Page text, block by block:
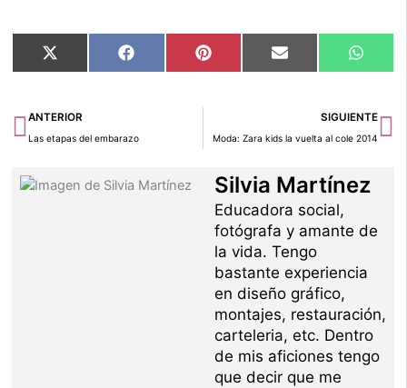
Compartir
en
X
(Twitter)
Compartir
en
Facebook Compartir
en
Pinterest Compartir
en
Email
en
Ant
ANTERIOR
Las etapas del embarazo
SIGUIENTE
Moda: Zara kids la vuelta al cole 2014
Silvia Martínez
Educadora social,
fotógrafa y amante de
la vida. Tengo
bastante experiencia
en diseño gráfico,
montajes, restauración,
carteleria, etc. Dentro
de mis aficiones tengo
que decir que me